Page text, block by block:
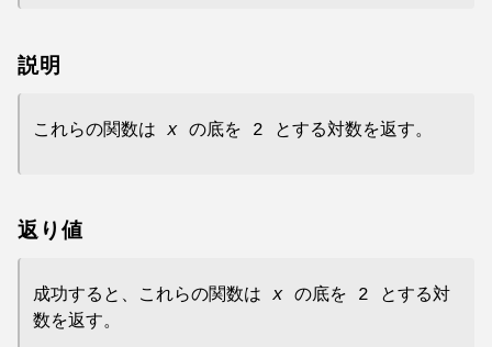
説明
これらの関数は x の底を 2 とする対数を返す。
返り値
成功すると、これらの関数は x の底を 2 とする対
数を返す。